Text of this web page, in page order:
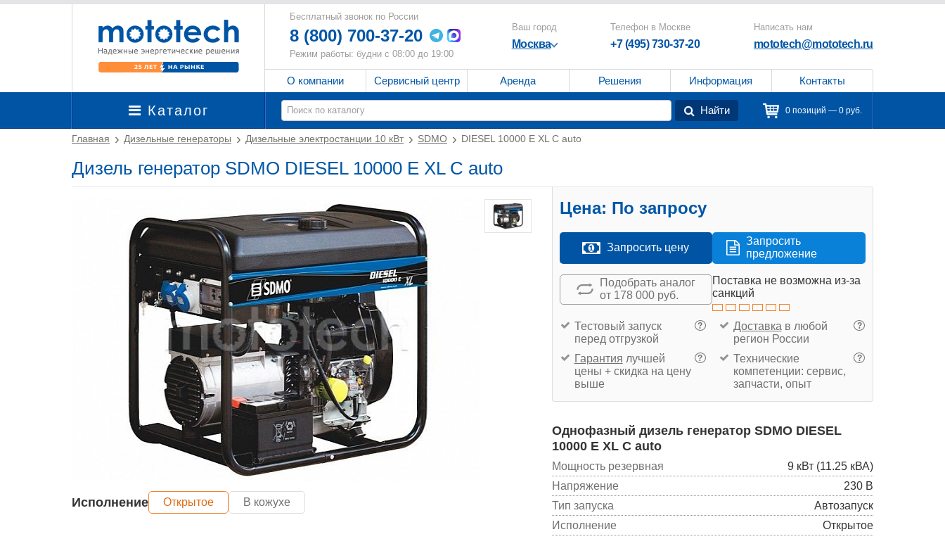
Бесплатный звонок по России
8 (800) 700-37-20
Режим работы: будни с 08:00 до 19:00
Ваш город
Москва
Телефон в Москве
+7 (495) 730-37-20
Написать нам
mototech@mototech.ru
О компании Сервисный центр Аренда Решения Информация Контакты
Каталог Найти 0 позиций — 0 руб.
Главная Дизельные генераторы Дизельные электростанции 10 кВт SDMO DIESEL 10000 E XL C auto
Дизель генератор SDMO DIESEL 10000 E XL C auto
Исполнение Открытое В кожухе
Цена: По запросу
Запросить цену
Запросить
предложение
Подобрать аналог
от 178 000 руб.
Поставка не возможна из-за
санкций
?
Тестовый запуск
перед отгрузкой
?
Доставка в любой
регион России
?
Гарантия лучшей
цены + скидка на цену
выше
?
Технические
компетенции: сервис,
запчасти, опыт
Однофазный дизель генератор SDMO DIESEL
10000 E XL C auto
Мощность резервная
9 кВт (11.25 кВА)
Напряжение
230 В
Тип запуска
Автозапуск
Исполнение
Открытое